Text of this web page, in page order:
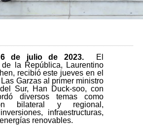
6 de julio de 2023.
El
de la República, Laurentino
recibió este jueves en el
Garzas al primer ministro
Sur, Han Duck-soo, con
diversos temas como
bilateral y regional,
infraestructuras,
renovables.